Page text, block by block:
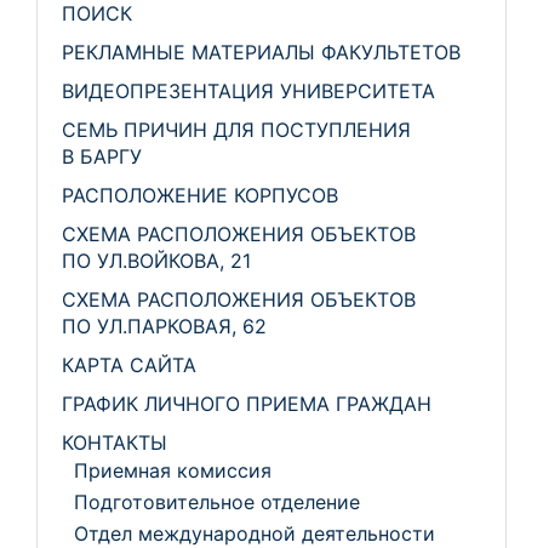
ПОИСК
РЕКЛАМНЫЕ МАТЕРИАЛЫ ФАКУЛЬТЕТОВ
ВИДЕОПРЕЗЕНТАЦИЯ УНИВЕРСИТЕТА
СЕМЬ ПРИЧИН ДЛЯ ПОСТУПЛЕНИЯ
В БАРГУ
РАСПОЛОЖЕНИЕ КОРПУСОВ
СХЕМА РАСПОЛОЖЕНИЯ ОБЪЕКТОВ
ПО УЛ.ВОЙКОВА, 21
СХЕМА РАСПОЛОЖЕНИЯ ОБЪЕКТОВ
ПО УЛ.ПАРКОВАЯ, 62
КАРТА САЙТА
ГРАФИК ЛИЧНОГО ПРИЕМА ГРАЖДАН
КОНТАКТЫ
Приемная комиссия
Подготовительное отделение
Отдел международной деятельности